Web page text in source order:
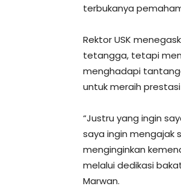
terbukanya
Rektor USK
tetangga, tetapi
menghadapi
untuk meraih
“Justru yang ingin
saya ingin mengajak
menginginkan
melalui dedikasi
Marwan.